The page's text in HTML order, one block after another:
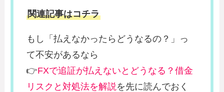
関連記事はコチラ
もし「払えなかったらどうなるの？」っ
て不安があるなら
👉FXで追証が払えないとどうなる？借金
リスクと対処法を解説 を先に読んでおく